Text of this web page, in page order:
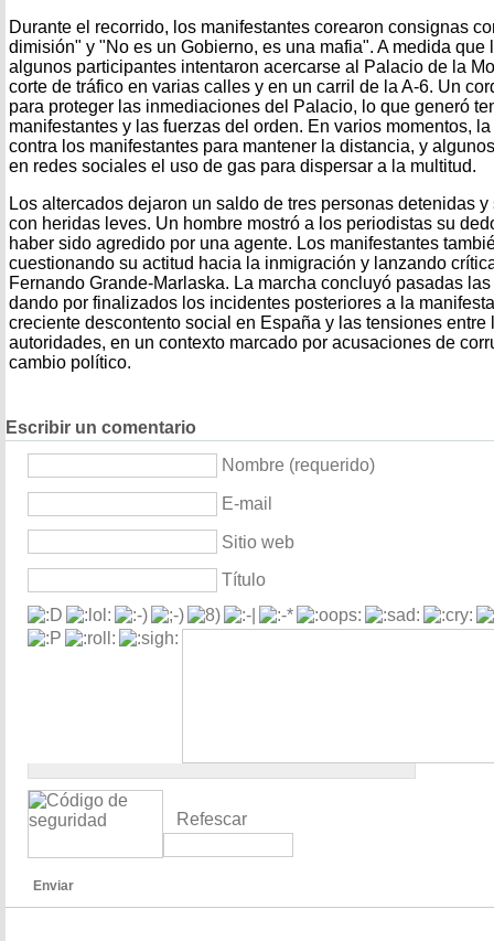
Durante el recorrido, los manifestantes corearon consignas
dimisión" y "No es un Gobierno, es una mafia". A medida que
algunos participantes intentaron acercarse al Palacio de la
corte de tráfico en varias calles y en un carril de la A-6. Un
para proteger las inmediaciones del Palacio, lo que generó
manifestantes y las fuerzas del orden. En varios momentos,
contra los manifestantes para mantener la distancia, y
en redes sociales el uso de gas para dispersar a la multitud.
Los altercados dejaron un saldo de tres personas detenidas
con heridas leves. Un hombre mostró a los periodistas su
haber sido agredido por una agente. Los manifestantes
cuestionando su actitud hacia la inmigración y lanzando
Fernando Grande-Marlaska. La marcha concluyó pasadas
dando por finalizados los incidentes posteriores a la
creciente descontento social en España y las tensiones entre
autoridades, en un contexto marcado por acusaciones de
cambio político.
Escribir un comentario
Nombre (requerido)
E-mail
Sitio web
Título
Refescar
Enviar